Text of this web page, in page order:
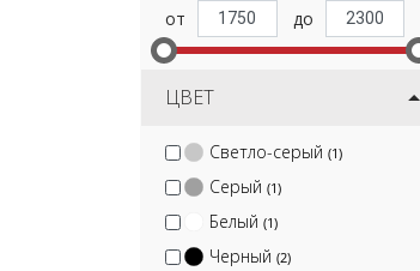
ЦВЕТ
Светло-серый (1)
Серый (1)
Белый (1)
Черный (2)